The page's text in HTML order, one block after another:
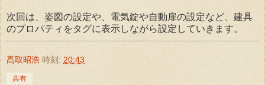
次回は、姿図の設定や、電気錠や自動扉の設定など、建具
のプロパティをタグに表示しながら設定していきます。
髙取昭浩 時刻: 20:43
共有